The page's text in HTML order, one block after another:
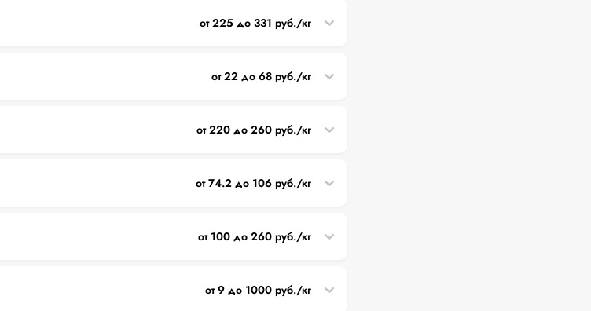
от 225 до 331 руб./кг
от 22 до 68 руб./кг
от 220 до 260 руб./кг
от 74.2 до 106 руб./кг
от 100 до 260 руб./кг
от 9 до 1000 руб./кг